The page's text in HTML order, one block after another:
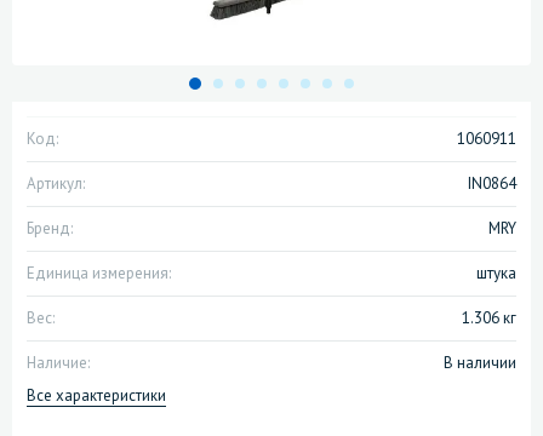
Код: 1060911
Артикул: IN0864
Бренд: MRY
Единица измерения: штука
Вес: 1.306 кг
Наличие:
В наличии
Все характеристики